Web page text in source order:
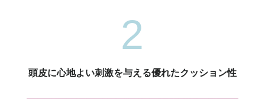
2
頭皮に心地よい刺激を与える優れたクッション性